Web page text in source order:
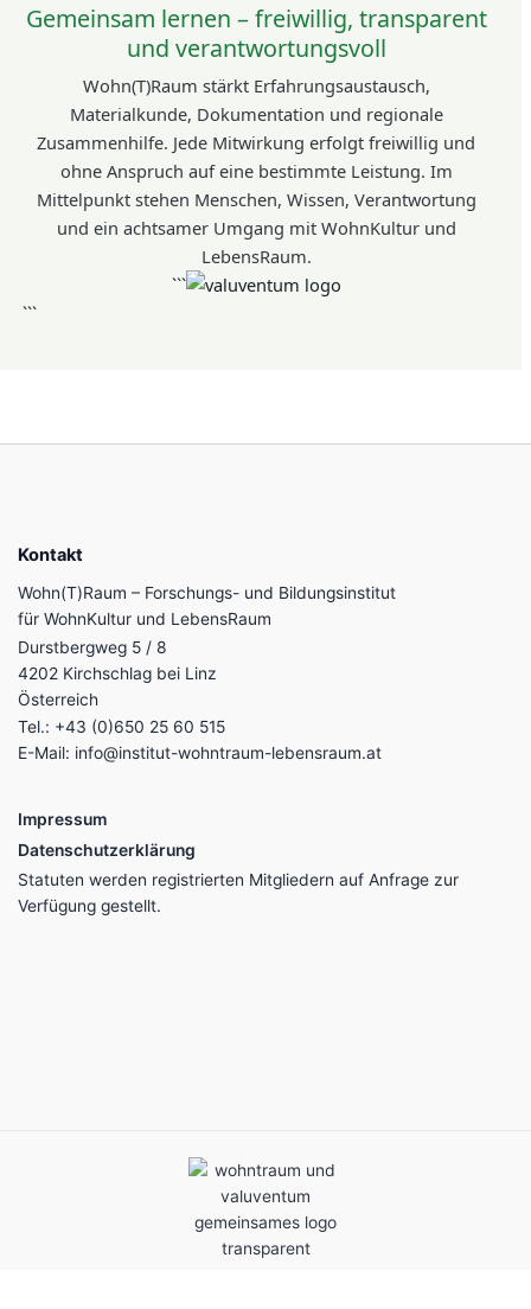
Gemeinsam lernen – freiwillig, transparent
und verantwortungsvoll
Wohn(T)Raum stärkt Erfahrungsaustausch,
Materialkunde, Dokumentation und regionale
Zusammenhilfe. Jede Mitwirkung erfolgt freiwillig und
ohne Anspruch auf eine bestimmte Leistung. Im
Mittelpunkt stehen Menschen, Wissen, Verantwortung
und ein achtsamer Umgang mit WohnKultur und
LebensRaum.
```
```
Kontakt
Wohn(T)Raum – Forschungs- und Bildungsinstitut
für WohnKultur und LebensRaum
Durstbergweg 5 / 8
4202 Kirchschlag bei Linz
Österreich
Tel.: +43 (0)650 25 60 515
E-Mail: info@institut-wohntraum-lebensraum.at
Impressum
Datenschutzerklärung
Statuten werden registrierten Mitgliedern auf Anfrage zur
Verfügung gestellt.